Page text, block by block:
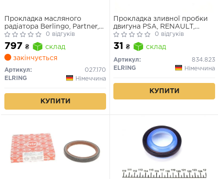
Прокладка масляного
радіатора Berlingo, Partner,
Nemo 1.4/1.6 HDi (комплект)
0 відгуків
797 ₴
склад
закінчується
Артикул:
027.170
ELRING
Німеччина
КУПИТИ
Прокладка зливної пробки
двигуна PSA, RENAULT,
VOLVO 16.7X24X1.5
0 відгуків
31 ₴ склад
Артикул:
834.823
ELRING
Німеччина
КУПИТИ